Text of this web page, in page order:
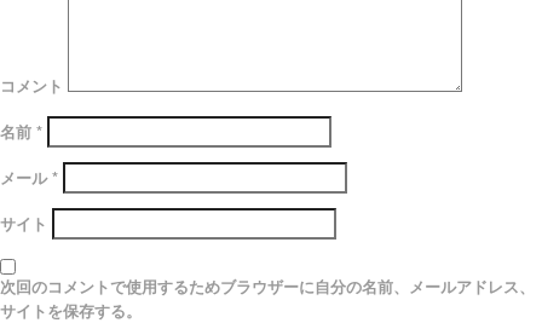
コメント
名前 *
メール*
サイト
次回のコメントで使用するためブラウザーに自分の名前、メールアドレス、
サイトを保存する。